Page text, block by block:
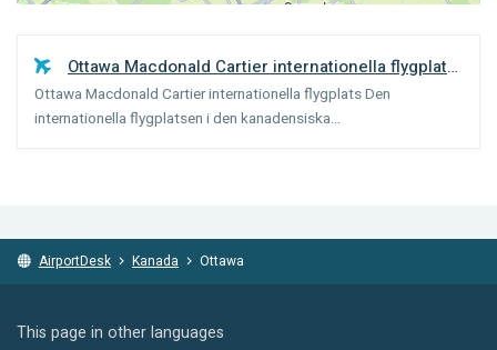
Ottawa Macdonald Cartier internationella flygplats
(Ottawa)
Ottawa Macdonald Cartier internationella flygplats Den
internationella flygplatsen i den kanadensiska
AirportDesk Kanada Ottawa
This page in other languages